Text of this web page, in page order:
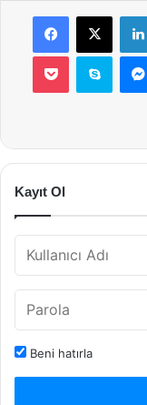
Facebook
X
Pocket Skype
Kayıt Ol
Beni hatırla